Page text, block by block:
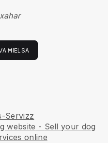
ĦIELSA
Servizz
website - Sell your dog
online